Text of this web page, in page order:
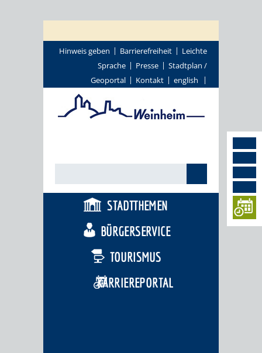
Hinweis geben Barrierefreiheit
Leichte
Sprache
Presse
Stadtplan /
Geoportal
Kontakt english
STADTTHEMEN
BÜRGERSERVICE
TOURISMUS
KARRIEREPORTAL